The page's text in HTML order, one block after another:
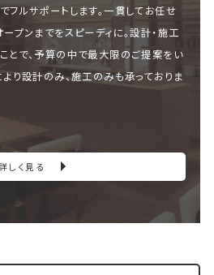
フルサポートします。一貫してお任せ
ープンまでをスピーディに。設計・施工
とで、予算の中で最大限のご提案をい
より設計のみ、施工のみも承っておりま
詳しく見る